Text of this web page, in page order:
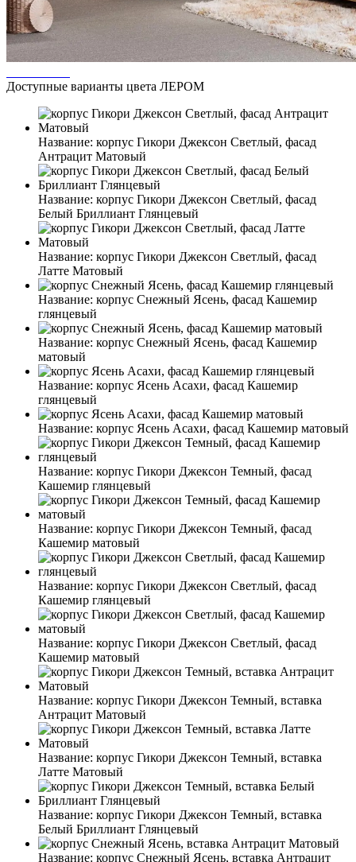
Доступные варианты цвета ЛЕРОМ
Название: корпус Гикори Джексон Светлый, фасад
Антрацит Матовый
Название: корпус Гикори Джексон Светлый, фасад
Белый Бриллиант Глянцевый
Название: корпус Гикори Джексон Светлый, фасад
Латте Матовый
Название: корпус Снежный Ясень, фасад Кашемир
глянцевый
Название: корпус Снежный Ясень, фасад Кашемир
матовый
Название: корпус Ясень Асахи, фасад Кашемир
глянцевый
Название: корпус Ясень Асахи, фасад Кашемир матовый
Название: корпус Гикори Джексон Темный, фасад
Кашемир глянцевый
Название: корпус Гикори Джексон Темный, фасад
Кашемир матовый
Название: корпус Гикори Джексон Светлый, фасад
Кашемир глянцевый
Название: корпус Гикори Джексон Светлый, фасад
Кашемир матовый
Название: корпус Гикори Джексон Темный, вставка
Антрацит Матовый
Название: корпус Гикори Джексон Темный, вставка
Латте Матовый
Название: корпус Гикори Джексон Темный, вставка
Белый Бриллиант Глянцевый
Название: корпус Снежный Ясень, вставка Антрацит